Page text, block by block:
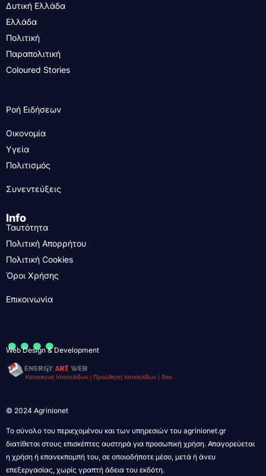
Δυτική Ελλάδα
Ελλάδα
Πολιτική
Παραπολιτική
Coloured Stories
Ροή Ειδήσεων
Οικονομία
Υγεία
Πολιτισμός
Συνεντεύξεις
Info
Ταυτότητα
Πολιτική Απορρήτου
Πολιτική Cookies
Όροι Χρήσης
Επικοινωνία
....
Web Design & Development
© 2024 Agrinionet
Το σύνολο του περιεχομένου και των υπηρεσιών του agrinionet.gr
διατίθεται στους επισκέπτες αυστηρά για προσωπική χρήση. Απαγορεύεται
η χρήση ή επανεκπομπή του, σε οποιοδήποτε μέσο, μετά ή άνευ
επεξεργασίας, χωρίς γραπτή άδεια του εκδότη.